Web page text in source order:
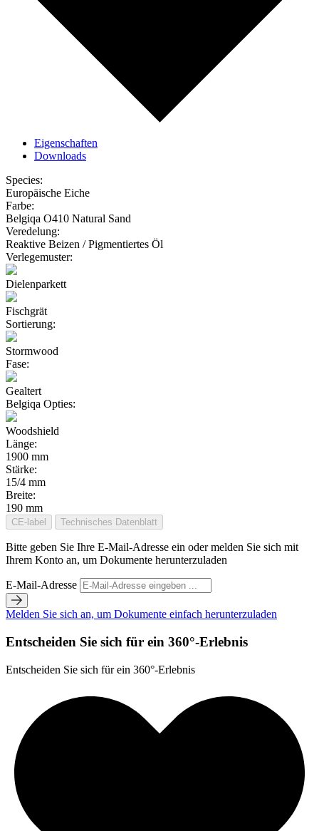
Eigenschaften
Downloads
Species:
Europäische Eiche
Farbe:
Belgiqa O410 Natural Sand
Veredelung:
Reaktive Beizen / Pigmentiertes Öl
Verlegemuster:
Dielenparkett
Fischgrät
Sortierung:
Stormwood
Fase:
Gealtert
Belgiqa Opties:
Woodshield
Länge:
1900 mm
Stärke:
15/4 mm
Breite:
190 mm
CE-label Technisches Datenblatt
Bitte geben Sie Ihre E-Mail-Adresse ein oder melden Sie sich mit
Ihrem Konto an, um Dokumente herunterzuladen
E-Mail-Adresse
Melden Sie sich an, um Dokumente einfach herunterzuladen
Entscheiden Sie sich für ein 360°-Erlebnis
Entscheiden Sie sich für ein 360°-Erlebnis